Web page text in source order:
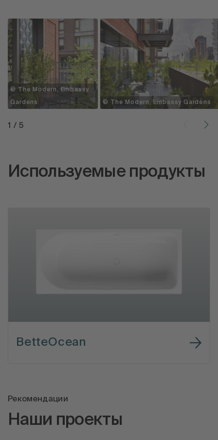
© The Modern, Embassy
Gardens © The Modern, Embassy Gardens
1 /5
Используемые продукты
BetteOcean
Рекомендации
Наши проекты